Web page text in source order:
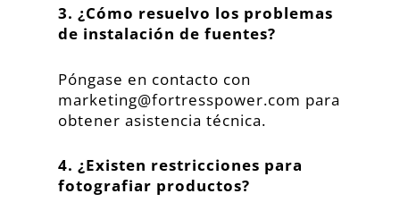
3. ¿Cómo resuelvo los problemas
de instalación de fuentes?
Póngase en contacto con
marketing@fortresspower.com para
obtener asistencia técnica.
4. ¿Existen restricciones para
fotografiar productos?